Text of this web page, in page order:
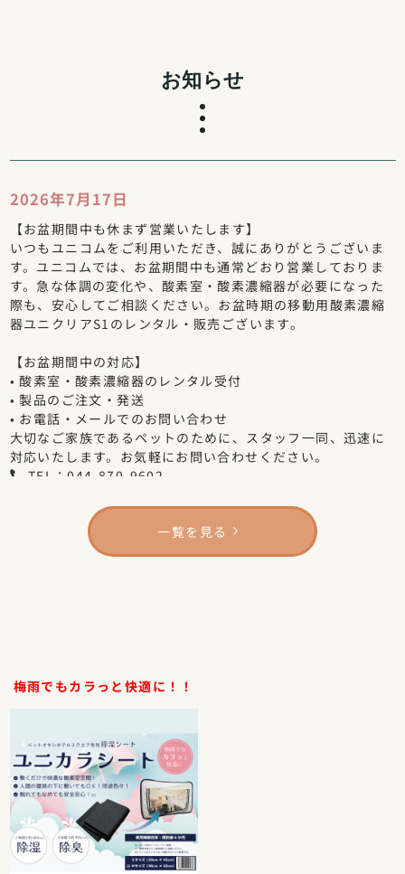
お知らせ
2026年7月17日
【お盆期間中も休まず営業いたします】
いつもユニコムをご利用いただき、誠にありがとうございま
す。ユニコムでは、お盆期間中も通常どおり営業しておりま
す。急な体調の変化や、酸素室・酸素濃縮器が必要になった
際も、安心してご相談ください。お盆時期の移動用酸素濃縮
器ユニクリアS1のレンタル・販売ございます。
【お盆期間中の対応】
• 酸素室・酸素濃縮器のレンタル受付
• 製品のご注文・発送
• お電話・メールでのお問い合わせ
大切なご家族であるペットのために、スタッフ一同、迅速に
対応いたします。お気軽にお問い合わせください。
TEL：044-870-9602
2026年5月30日
ほど、よろしくお願い申し上げます。
2026年5月25日
【2ヶ月目以降レンタルご継続されているお客様へ】
2ヶ月目以降「自動受注報告」のメールがシステム上自動で配
一覧を見る
梅雨でもカラっと快適に！！